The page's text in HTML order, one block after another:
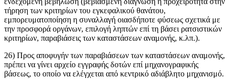
τήρηση των κριτηρίων του εγκεφαλικού θανάτου,
εμπορευματοποίηση η συναλλαγή οιασδήποτε φύσεως σχετικά με
την προσφορά οργάνων, επιλογή ληπτών επί τη βάσει ρατσιστικών
κριτηρίων, παραβιάσεις των καταστάσεων αναμονής, κ.λπ.).
26) Προς αποφυγήν των παραβιάσεων των καταστάσεων αναμονής,
πρέπει να γίνει αρχείο εγγραφής δοτών επί μηχανογραφικής
βάσεως, το οποίο να ελέγχεται από κεντρικό αδιάβλητο μηχανισμό.